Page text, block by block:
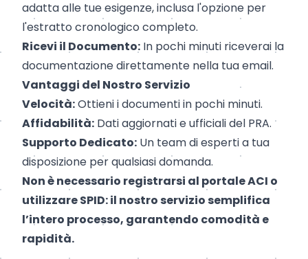
adatta alle tue esigenze, inclusa l'opzione per
l'estratto cronologico completo.
Ricevi il Documento: In pochi minuti riceverai la
documentazione direttamente nella tua email.
Vantaggi del Nostro Servizio
Velocità:Ottieni i documenti in pochi minuti.
Affidabilità: Dati aggiornati e ufficiali del PRA.
Supporto Dedicato: Un team di esperti a tua
disposizione per qualsiasi domanda.
Non è necessario registrarsi al portale ACI o
utilizzare SPID: il nostro servizio semplifica
l’intero processo, garantendo comodità e
rapidità.